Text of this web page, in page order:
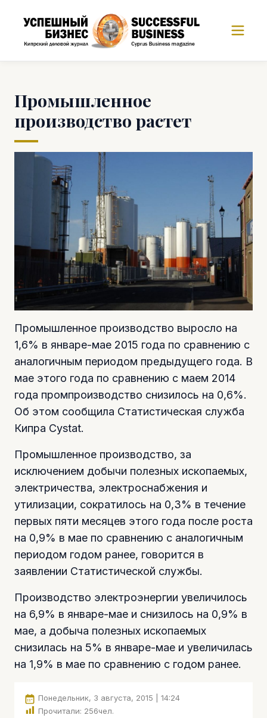
Промышленное
производство растет
Промышленное производство выросло на
1,6% в январе-мае 2015 года по сравнению с
аналогичным периодом предыдущего года. В
мае этого года по сравнению с маем 2014
года промпроизводство снизилось на 0,6%.
Об этом сообщила Статистическая служба
Кипра Cystat.
Промышленное производство, за
исключением добычи полезных ископаемых,
электричества, электроснабжения и
утилизации, сократилось на 0,3% в течение
первых пяти месяцев этого года после роста
на 0,9% в мае по сравнению с аналогичным
периодом годом ранее, говорится в
заявлении Статистической службы.
Производство электроэнергии увеличилось
на 6,9% в январе-мае и снизилось на 0,9% в
мае, а добыча полезных ископаемых
снизилась на 5% в январе-мае и увеличилась
на 1,9% в мае по сравнению с годом ранее.
Понедельник, 3 августа, 2015 | 14:24
Прочитали: 256чел.